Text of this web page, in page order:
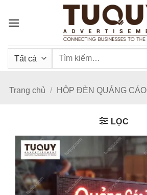
qua
Tìm
Trang chủ / HỘP ĐÈN QUẢNG CÁO
LỌC